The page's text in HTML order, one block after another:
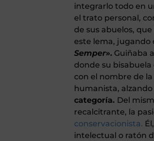
integrarlo todo en
el trato personal,
de sus abuelos,
este lema, jugando
Semper». Guiñaba
donde su
con el nombre de
humanista,
categoría. Del
recalcitrante, la
conservacionista.
intelectual o ratón